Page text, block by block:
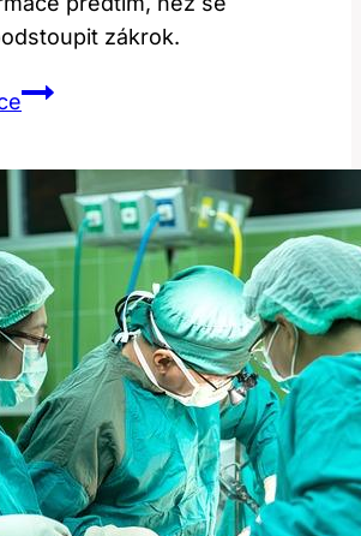
zákrok.
Zkušenosti
Zlíně:
Co
byste
měli
vědět